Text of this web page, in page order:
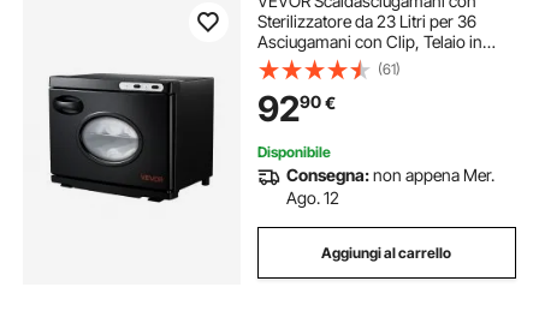
Sterilizzatore da 23 Litri per 36
Asciugamani con Clip, Telaio in
Acciaio Inox e Finestra Trasparente,
per Spa, Funzione di Riscaldamento
a Vapore, Parrucchiere
(61)
9290€
Disponibile
Consegna:non appena Mer.
Ago. 12
Aggiungi al carrello